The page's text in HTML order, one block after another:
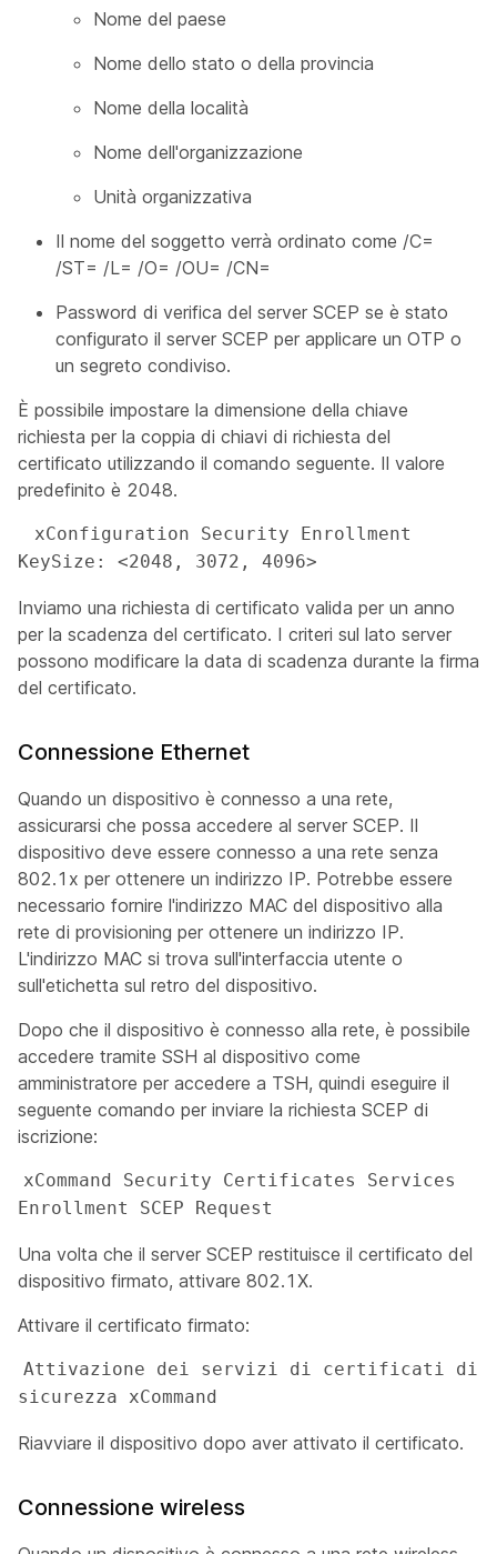
Nome del paese
Nome dello stato o della provincia
Nome della località
Nome dell'organizzazione
Unità organizzativa
Il nome del soggetto verrà ordinato come /C=
/ST= /L= /O= /OU= /CN=
Password di verifica del server SCEP se è stato
configurato il server SCEP per applicare un OTP o
un segreto condiviso.
È possibile impostare la dimensione della chiave
richiesta per la coppia di chiavi di richiesta del
certificato utilizzando il comando seguente. Il valore
predefinito è 2048.
KeySize: <2048, 3072, 4096>
Inviamo una richiesta di certificato valida per un anno
per la scadenza del certificato. I criteri sul lato server
possono modificare la data di scadenza durante la firma
del certificato.
Connessione Ethernet
Quando un dispositivo è connesso a una rete,
assicurarsi che possa accedere al server SCEP. Il
dispositivo deve essere connesso a una rete senza
802.1x per ottenere un indirizzo IP. Potrebbe essere
necessario fornire l'indirizzo MAC del dispositivo alla
rete di provisioning per ottenere un indirizzo IP.
L'indirizzo MAC si trova sull'interfaccia utente o
sull'etichetta sul retro del dispositivo.
Dopo che il dispositivo è connesso alla rete, è possibile
accedere tramite SSH al dispositivo come
amministratore per accedere a TSH, quindi eseguire il
seguente comando per inviare la richiesta SCEP di
iscrizione:
xCommand Security Certificates Services
Enrollment SCEP Request
Una volta che il server SCEP restituisce il certificato del
dispositivo firmato, attivare 802.1X.
Attivare il certificato firmato:
Attivazione dei servizi di certificati di
sicurezza xCommand
Riavviare il dispositivo dopo aver attivato il certificato.
Connessione wireless